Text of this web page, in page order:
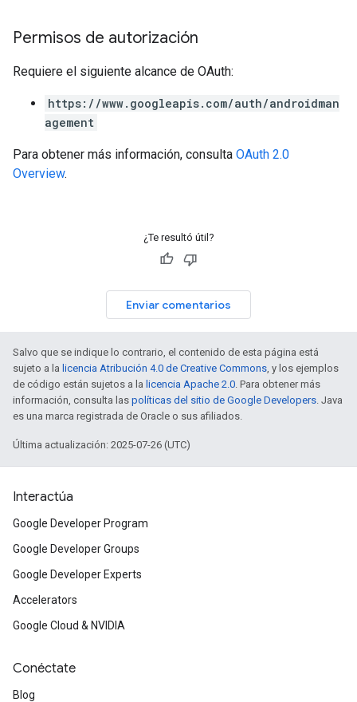
Permisos de autorización
Requiere el siguiente alcance de OAuth:
https://www.googleapis.com/auth/androidman
agement
Para obtener más información, consulta OAuth 2.0
Overview.
¿Te resultó útil?
Enviar comentarios
Salvo que se indique lo contrario, el contenido de esta página está
sujeto a la licencia Atribución 4.0 de Creative Commons, y los ejemplos
de código están sujetos a la licencia Apache 2.0. Para obtener más
información, consulta las políticas del sitio de Google Developers. Java
es una marca registrada de Oracle o sus afiliados.
Última actualización: 2025-07-26 (UTC)
Interactúa
Google Developer Program
Google Developer Groups
Google Developer Experts
Accelerators
Google Cloud & NVIDIA
Conéctate
Blog